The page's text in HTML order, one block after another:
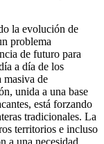
la evolución de
problema
de futuro para
a día de los
masiva de
unida a una base
está forzando
tradicionales. La
territorios e incluso